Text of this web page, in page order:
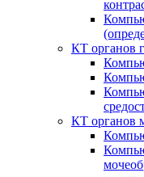
КТ органов
КТ органов